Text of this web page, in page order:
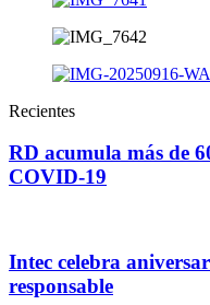
Recientes
RD acumula más de
COVID-19
Intec celebra
responsable